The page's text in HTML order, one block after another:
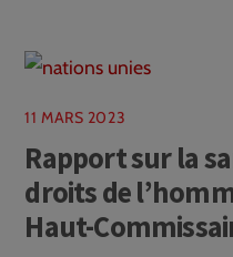
11 MARS 2023
Rapport sur la
droits de
Haut-